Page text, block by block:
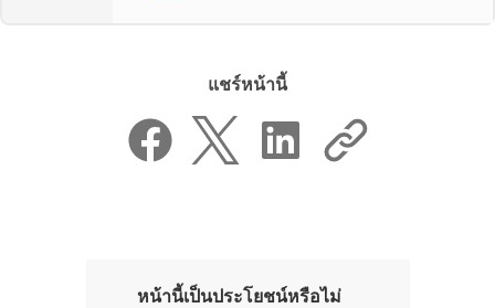
แชร์หน้านี้
หน้านี้เป็นประโยชน์หรือไม่